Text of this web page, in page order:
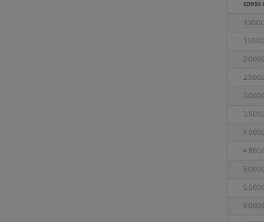
speso